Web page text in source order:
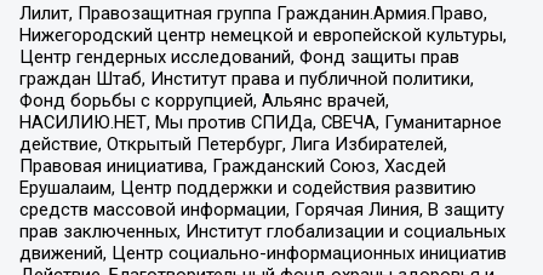
Лилит, Правозащитная группа Гражданин.Армия.Право,
Нижегородский центр немецкой и европейской культуры,
Центр гендерных исследований, Фонд защиты прав
граждан Штаб, Институт права и публичной политики,
Фонд борьбы с коррупцией, Альянс врачей,
НАСИЛИЮ.НЕТ, Мы против СПИДа, СВЕЧА, Гуманитарное
действие, Открытый Петербург, Лига Избирателей,
Правовая инициатива, Гражданский Союз, Хасдей
Ерушалаим, Центр поддержки и содействия развитию
средств массовой информации, Горячая Линия, В защиту
прав заключенных, Институт глобализации и социальных
движений, Центр социально-информационных инициатив